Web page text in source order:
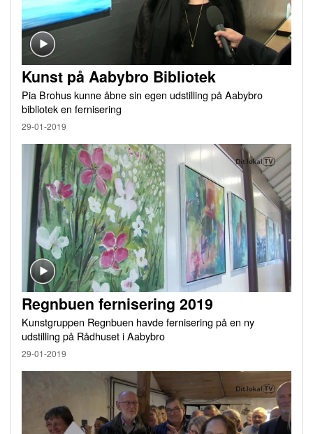
Kunst på Aabybro Bibliotek
Pia Brohus kunne åbne sin egen udstilling på Aabybro
bibliotek en fernisering
29-01-2019
Regnbuen fernisering 2019
Kunstgruppen Regnbuen havde fernisering på en ny
udstilling på Rådhuset i Aabybro
29-01-2019